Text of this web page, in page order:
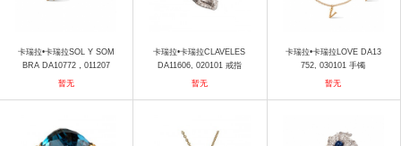
卡瑞拉•卡瑞拉SOL Y SOM
BRA DA10772，011207
耳饰
暂无
卡瑞拉•卡瑞拉CLAVELES
DA11606, 020101 戒指
暂无
卡瑞拉•卡瑞拉LOVE DA13
752, 030101 手镯
暂无